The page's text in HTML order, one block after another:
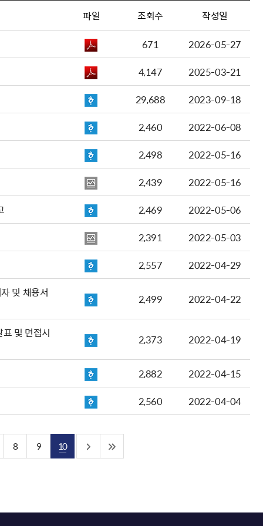
파일 조회수 작성일
671
2026-05-27
4,147
2025-03-21
29,688
2023-09-18
2,460
2022-06-08
2,498
2022-05-16
2,439
2022-05-16
2,469
2022-05-06
2,391
2022-05-03
2,557
2022-04-29
및 채용서
2,499 2022-04-22
및 면접시 2,373 2022-04-19
2,882
2022-04-15
2,560
2022-04-04
8 9 10